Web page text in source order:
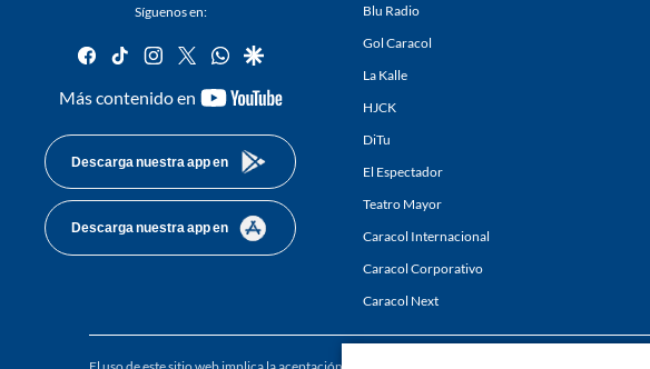
Síguenos en:
facebook
tiktok instagram
twitterwhatsapp
google
Más contenido en
youtube-
Descarga nuestra app en
Descarga nuestra app en
Blu Radio
Gol Caracol
La Kalle
HJCK
DiTu
El Espectador
Teatro Mayor
Caracol Internacional
Caracol Corporativo
Caracol Next